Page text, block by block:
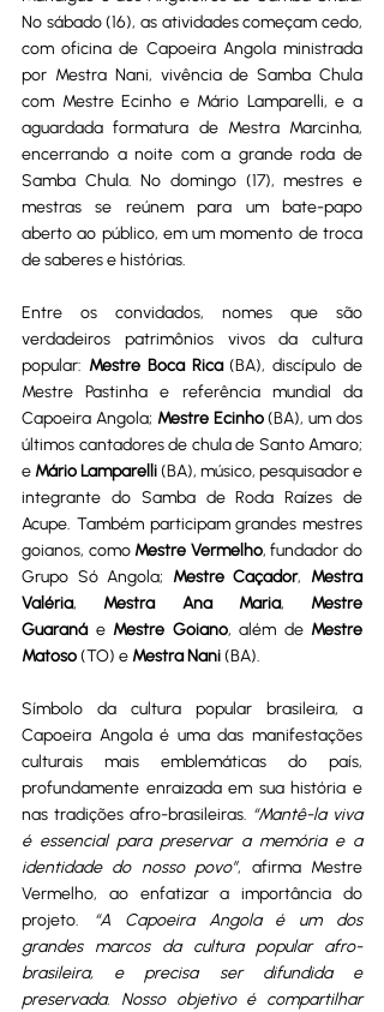
No sábado (16), as atividades começam cedo,
com oficina de Capoeira Angola ministrada
por Mestra Nani, vivência de Samba Chula
com Mestre Ecinho e Mário Lamparelli, e a
aguardada formatura de Mestra Marcinha,
encerrando a noite com a grande roda de
Samba Chula. No domingo (17), mestres e
mestras se reúnem para um bate-papo
aberto ao público, em um momento de troca
de saberes e histórias.
Entre os convidados, nomes que são
verdadeiros patrimônios vivos da cultura
popular: Mestre Boca Rica (BA), discípulo de
Mestre Pastinha e referência mundial da
Capoeira Angola; Mestre Ecinho (BA), um dos
últimos cantadores de chula de Santo Amaro;
e Mário Lamparelli (BA), músico, pesquisador e
integrante do Samba de Roda Raízes de
Acupe. Também participam grandes mestres
goianos, como Mestre Vermelho, fundador do
Grupo Só Angola; Mestre Caçador, Mestra
Valéria, Mestra Ana Maria, Mestre
Guaraná e Mestre Goiano, além de Mestre
Matoso (TO) e Mestra Nani (BA).
Símbolo da cultura popular brasileira, a
Capoeira Angola é uma das manifestações
culturais mais emblemáticas do país,
profundamente enraizada em sua história e
nas tradições afro-brasileiras. “Mantê-la viva
é essencial para preservar a memória e a
identidade do nosso povo”, afirma Mestre
Vermelho, ao enfatizar a importância do
projeto.
“A Capoeira Angola é um dos
grandes marcos da cultura popular afro-
brasileira, e precisa ser difundida e
preservada. Nosso objetivo é compartilhar